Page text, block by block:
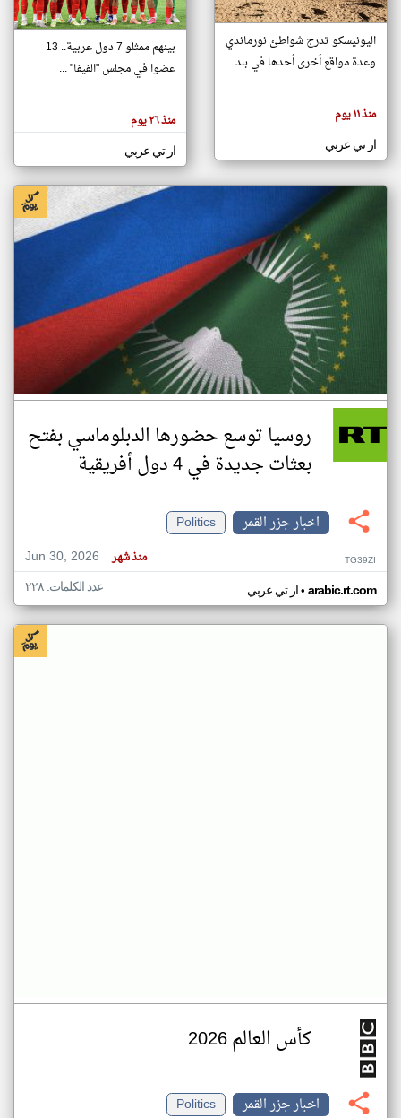
تغيير الدولة
اخبار جزر القمر على مدار الساعة
أهم اخبار جزر القمر العاجلة والمباشرة
هنا عن
وجهة
كاتبيها.
اليونيسكو تدرج شواطئ نورماندي
وعدة مواقع أخرى أحدها في بلد ...
منذ ١١ يوم
ار تي عربي
بينهم ممثلو 7 دول عربية.. 13
عضوا في مجلس "الفيفا" ...
منذ ٢٦ يوم
ار تي عربي
روسيا توسع حضورها الدبلوماسي بفتح
بعثات جديدة في 4 دول أفريقية
اخبار جزر القمر
Politics
Jun 30, 2026
منذ شهر TG39ZI
ار تي عربي• arabic.rt.com عدد الكلمات: ٢٢٨
كأس العالم 2026
اخبار جزر القمر
Politics
klyoum.com